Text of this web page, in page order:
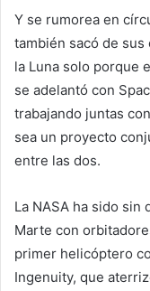
Y se rumorea en
también sacó de
la Luna solo porque
se adelantó con
trabajando juntas
sea un proyecto
entre las dos.
La NASA ha sido sin
Marte con
primer helicóptero
Ingenuity, que